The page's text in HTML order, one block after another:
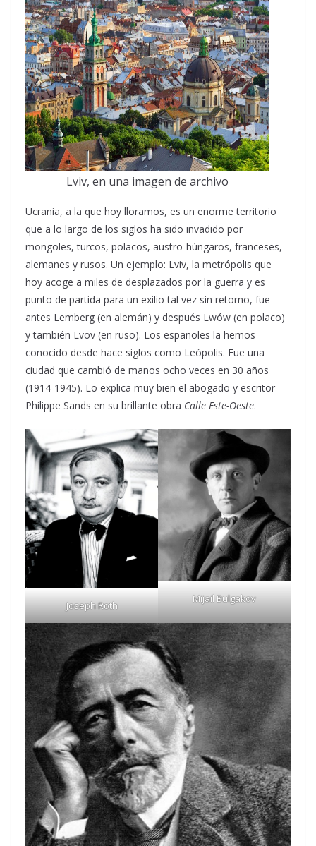
Lviv, en una imagen de archivo
Ucrania, a la que hoy lloramos, es un enorme territorio
que a lo largo de los siglos ha sido invadido por
mongoles, turcos, polacos, austro-húngaros, franceses,
alemanes y rusos. Un ejemplo: Lviv, la metrópolis que
hoy acoge a miles de desplazados por la guerra y es
punto de partida para un exilio tal vez sin retorno, fue
antes Lemberg (en alemán) y después Lwów (en polaco)
y también Lvov (en ruso). Los españoles la hemos
conocido desde hace siglos como Leópolis. Fue una
ciudad que cambió de manos ocho veces en 30 años
(1914-1945). Lo explica muy bien el abogado y escritor
Philippe Sands en su brillante obra Calle Este-Oeste.
Joseph Roth
Mijail Bulgakov